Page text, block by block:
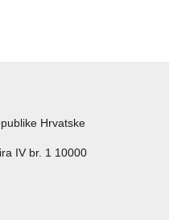
Hrvatske
IV br. 1 10000